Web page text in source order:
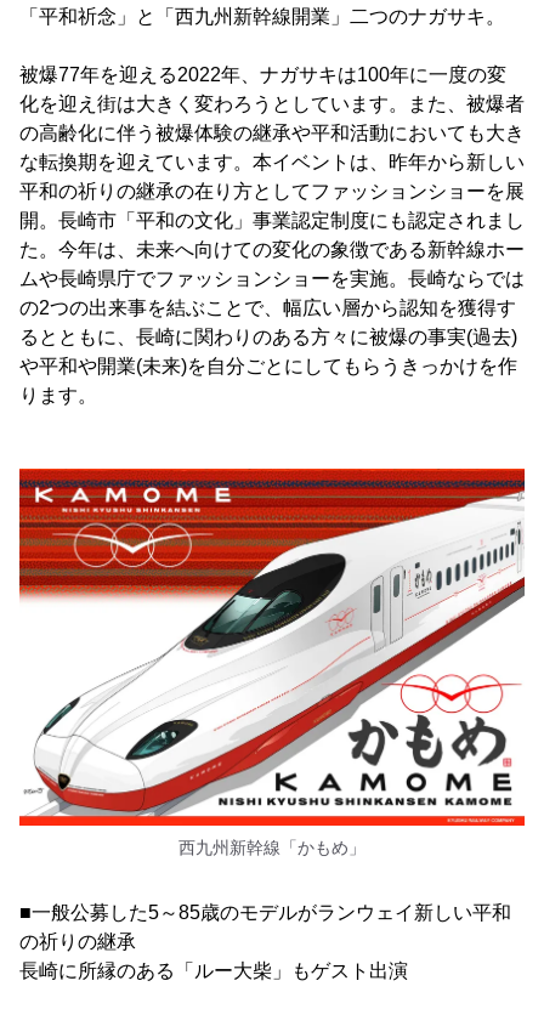
「平和祈念」と「西九州新幹線開業」二つのナガサキ。
被爆77年を迎える2022年、ナガサキは100年に一度の変
化を迎え街は大きく変わろうとしています。また、被爆者
の高齢化に伴う被爆体験の継承や平和活動においても大き
な転換期を迎えています。本イベントは、昨年から新しい
平和の祈りの継承の在り方としてファッションショーを展
開。長崎市「平和の文化」事業認定制度にも認定されまし
た。今年は、未来へ向けての変化の象徴である新幹線ホー
ムや長崎県庁でファッションショーを実施。長崎ならでは
の2つの出来事を結ぶことで、幅広い層から認知を獲得す
るとともに、長崎に関わりのある方々に被爆の事実(過去)
や平和や開業(未来)を自分ごとにしてもらうきっかけを作
ります。
西九州新幹線「かもめ」
■一般公募した5～85歳のモデルがランウェイ新しい平和
の祈りの継承
長崎に所縁のある「ルー大柴」もゲスト出演